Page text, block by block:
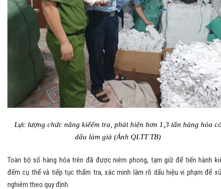
Lực lượng chức năng kiểểm tra, phát hiện hơn 1,3 tấn hàng hóa
dấu làm giả (Ảnh QLTT TB)
Toàn bộ số hàng hóa trên đã được niêm phong, tạm giữ để tiến hành
đếm cụ thể và tiếp tục thẩm tra, xác minh làm rõ dấu hiệu vi phạm để
nghiêm theo quy định.